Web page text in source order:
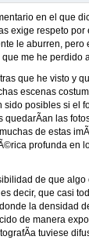
en el que
exige respeto por
le aburren, pero
que me he perdido
que he visto y
escenas
posibles si el
quedarÃ­an las
de estas
profunda en
de que algo
decir, que casi
la densidad
de manera
tuviese